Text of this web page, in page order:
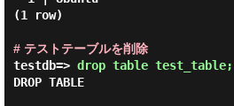
(1 row)
# テストテーブルを削除
testdb=> drop table test_table;
DROP TABLE